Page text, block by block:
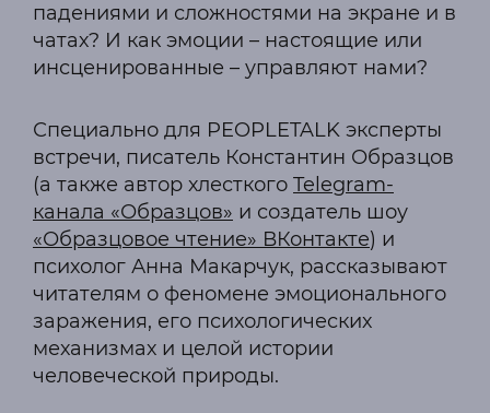
падениями и сложностями на экране и в
чатах? И как эмоции – настоящие или
инсценированные – управляют нами?
Специально для PEOPLETALK эксперты
встречи, писатель Константин Образцов
(а также автор хлесткого Telegram-
канала «Образцов» и создатель шоу
«Образцовое чтение» ВКонтакте) и
психолог Анна Макарчук, рассказывают
читателям о феномене эмоционального
заражения, его психологических
механизмах и целой истории
человеческой природы.